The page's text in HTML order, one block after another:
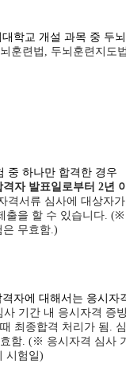
학교 개설 과목 중 두
훈련법, 두뇌훈련지도
중 하나만 합격한 경우
자 발표일로부터 2년
격서류 심사에 대상자
출을 할 수 있습니다. (※
은 무효함.)
자에 대해서는 응시자
사 기간 내 응시자격 증
최종합격 처리가 됨 .
함. (※ 응시자격 심사
시험일)